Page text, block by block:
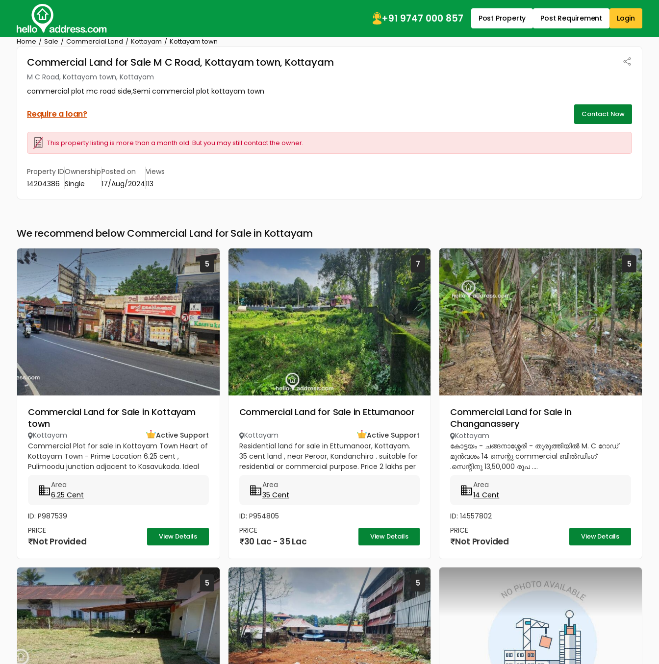
+91 9747 000 857 Post Property Post Requirement Login
Home Sale Commercial Land Kottayam Kottayam town
Commercial Land for Sale M C Road, Kottayam town, Kottayam
M C Road, Kottayam town, Kottayam
commercial plot mc road side,Semi commercial plot kottayam town
Require a loan? Contact Now
This property listing is more than a month old. But you may still contact the owner.
Property ID
14204386
Ownership
Single
Posted on
17/Aug/2024
Views
113
We recommend below Commercial Land for Sale in Kottayam
5
Commercial Land for Sale in Kottayam
town
Kottayam
Active Support
Commercial Plot for sale in Kottayam Town Heart of
Kottayam Town - Prime Location 6.25 cent ,
Pulimoodu junction adjacent to Kasavukada. Ideal
ect... Excellent road...
Area
6.25 Cent
ID: P987539
PRICE
Not Provided View Details
7
Commercial Land for Sale in Ettumanoor
Kottayam
Active Support
Residential land for sale in Ettumanoor, Kottayam.
35 cent land , near Peroor, Kandanchira . suitable for
residential or commercial purpose. Price 2 lakhs per
Matha...Area
35 Cent
ID: P954805
PRICE
30 Lac - 35 Lac View Details
5
Commercial Land for Sale in
Changanassery
Kottayam
കോട്ടയം - ചങ്ങനാശ്ശേരി - തുരുത്തിയിൽ M. C റോഡ്
മുൻവശം 14 സെന്റു commercial ബിൽഡിംഗ്
.സെന്റിനു 13,50,000 രൂപ ....
Area
14 Cent
ID: 14557802
PRICE
Not Provided View Details
5 5